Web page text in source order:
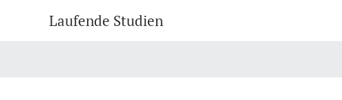
Laufende Studien